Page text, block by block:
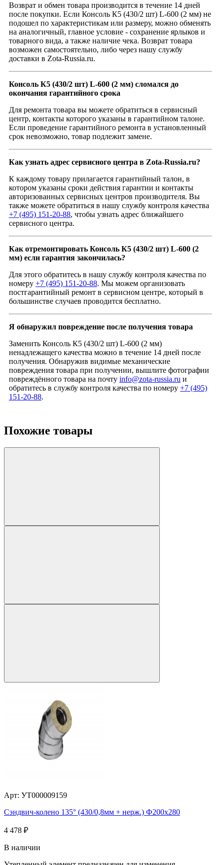
Возврат и обмен товара производится в течение 14 дней
после покупки. Если Консоль К5 (430/2 шт) L-600 (2 мм) не
подошел по характеристикам или размеру, можно обменять
на аналогичный, главное условие - сохранение ярлыков и
товарного вида, а также наличие чека. Возврат товара
возможен самостоятельно, либо через нашу службу
доставки в Zota-Russia.ru.
Консоль К5 (430/2 шт) L-600 (2 мм) сломался до
окончания гарантийного срока
Для ремонта товара вы можете обратиться в сервисный
центр, контакты которого указаны в гарантийном талоне.
Если проведение гарантийного ремонта в установленный
срок невозможно, товар подлежит замене.
Как узнать адрес сервисного центра в Zota-Russia.ru?
К каждому товару прилагается гарантийный талон, в
котором указаны сроки действия гарантии и контакты
авторизованных сервисных центров производителя. Вы
также можете обратиться в нашу службу контроля качества
+7 (495) 151-20-88, чтобы узнать адрес ближайшего
сервисного центра.
Как отремонтировать Консоль К5 (430/2 шт) L-600 (2
мм) если гарантия закончилась?
Для этого обратитесь в нашу службу контроля качества по
номеру +7 (495) 151-20-88. Мы можем организовать
постгарантийный ремонт в сервисном центре, который в
большинстве случаев проводится бесплатно.
Я обнаружил повреждение после получения товара
Заменить Консоль К5 (430/2 шт) L-600 (2 мм)
ненадлежащего качества можно в течение 14 дней после
получения. Обнаружив видимые механические
повреждения товара при получении, вышлите фотографии
повреждённого товара на почту info@zota-russia.ru и
обратитесь в службу контроля качества по номеру +7 (495)
151-20-88.
Похожие товары
Арт: УТ000009159
Сэндвич-колено 135° (430/0,8мм + нерж.) Ф200х280
4 478 ₽
В наличии